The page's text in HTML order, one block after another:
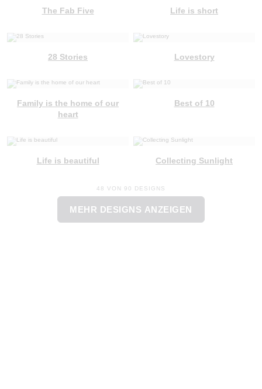
The Fab Five Life is short
28 Stories Lovestory
Family is the home of our
heart
Best of 10
Life is beautiful Collecting Sunlight
48 VON 90 DESIGNS
MEHR DESIGNS ANZEIGEN